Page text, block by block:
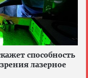
способность
лазерное